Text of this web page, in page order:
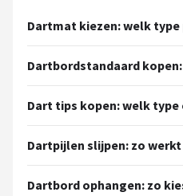
Dartmat kiezen: welk
Dartbordstandaard
Dart tips kopen: welk type
Dartpijlen slijpen: zo
Dartbord ophangen: zo